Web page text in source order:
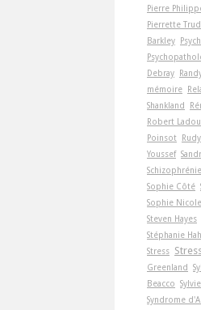
Pierre
Pierrette
Barkley
Debray
mémoire
Shankland
Robert
Poinsot
Youssef
Schizophrénie
Sophie Côté
Sophie Nicole
Steven Hayes
Stéphanie
Stress
Greenland
Beacco
Syndrome